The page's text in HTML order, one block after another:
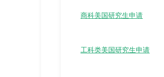
商科美国研究生申请
工科类美国研究生申请